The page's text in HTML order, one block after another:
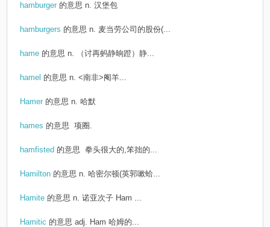
hamburger 的意思 n. 汉堡包
hamburgers 的意思 n. 麦当劳公司的股份(...
hame 的意思 n. （讨再蚂静晌蹬）静...
hamel 的意思 n. <南非>阉羊...
Hamer 的意思 n. 哈默
hames 的意思 项圈.
hamfisted 的意思 拳头很大的,笨拙的...
Hamilton 的意思 n. 哈密尔顿(英郭嗽蛤...
Hamite 的意思 n. 诺亚次子 Ham ...
Hamitic 的意思 adj. Ham 哈姆的...